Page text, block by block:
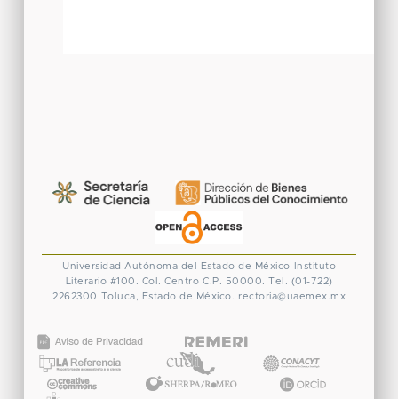
Universidad Autónoma del Estado de México
Instituto
Literario #100. Col. Centro C.P. 50000. Tel. (01-722)
2262300 Toluca, Estado de México. rectoria@uaemex.mx